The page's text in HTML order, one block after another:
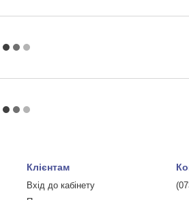
Клієнтам
Вхід до кабінету